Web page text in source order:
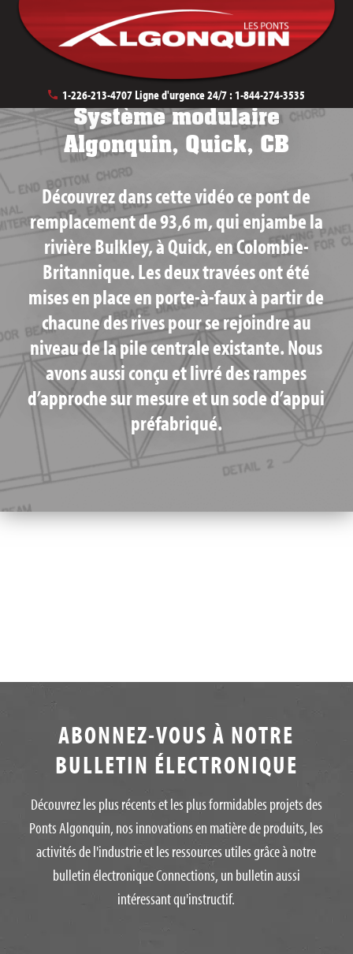
1-226-213-4707 Ligne d'urgence 24/7 :1-844-274-3535
Système modulaire
Algonquin, Quick, CB
Découvrez dans cette vidéo ce pont de
remplacement de 93,6 m, qui enjambe la
rivière Bulkley, à Quick, en Colombie-
Britannique. Les deux travées ont été
mises en place en porte-à-faux à partir de
chacune des rives pour se rejoindre au
niveau de la pile centrale existante. Nous
avons aussi conçu et livré des rampes
d’approche sur mesure et un socle d’appui
préfabriqué.
ABONNEZ-VOUS À NOTRE
BULLETIN ÉLECTRONIQUE
Découvrez les plus récents et les plus formidables projets des
Ponts Algonquin, nos innovations en matière de produits, les
activités de l'industrie et les ressources utiles grâce à notre
bulletin électronique Connections, un bulletin aussi
intéressant qu'instructif.